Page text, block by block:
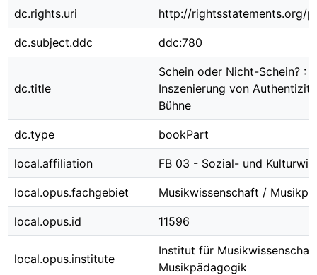
dc.rights.uri http://rightsstatements.org/
dc.subject.ddc ddc:780
dc.title
Schein oder Nicht-Schein? :
Inszenierung von
Bühne
dc.type bookPart
local.affiliation FB 03 - Sozial- und
local.opus.fachgebiet Musikwissenschaft /
local.opus.id 11596
local.opus.institute
Institut für
Musikpädagogik